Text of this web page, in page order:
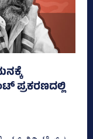
ಪ್ರಕರಣದಲ್ಲಿ